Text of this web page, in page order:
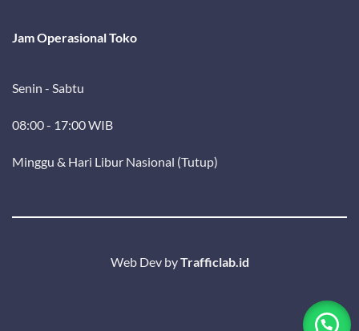
Jam Operasional Toko
Senin - Sabtu
08:00 - 17:00 WIB
Minggu & Hari Libur Nasional (Tutup)
Web Dev byTrafficlab.id